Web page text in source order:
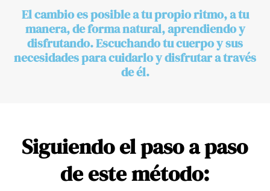
El cambio es posible a tu propio ritmo, a tu
manera, de forma natural, aprendiendo y
disfrutando. Escuchando tu cuerpo y sus
necesidades para cuidarlo y disfrutar a través
de él.
Siguiendo el paso a paso
de este método: